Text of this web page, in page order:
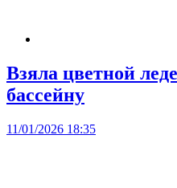
Взяла цветной
бассейну
11/01/2026 18:35